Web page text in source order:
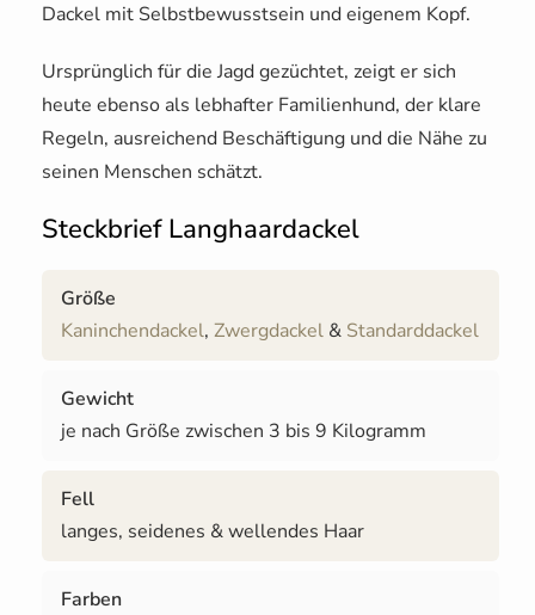
Dackel mit Selbstbewusstsein und eigenem Kopf.
Ursprünglich für die Jagd gezüchtet, zeigt er sich
heute ebenso als lebhafter Familienhund, der klare
Regeln, ausreichend Beschäftigung und die Nähe zu
seinen Menschen schätzt.
Steckbrief Langhaardackel
Größe
Kaninchendackel, Zwergdackel & Standarddackel
Gewicht
je nach Größe zwischen 3 bis 9 Kilogramm
Fell
langes, seidenes & wellendes Haar
Farben